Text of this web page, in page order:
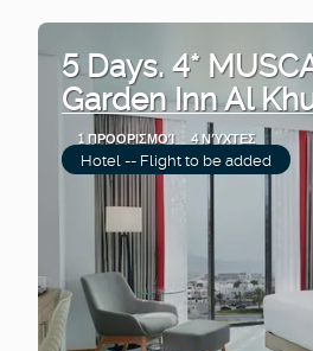
5 Days. 4*
Garden Inn Al
1 ΠΡΟΟΡΙΣΜΟΊ 4 ΝΎΧΤΕΣ
Hotel -- Flight to be added